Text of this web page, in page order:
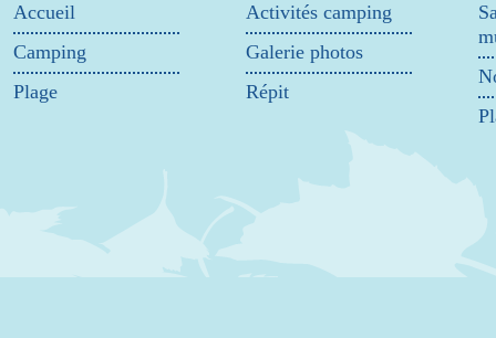
Accueil
Camping
Plage
Activités camping
Galerie photos
Répit